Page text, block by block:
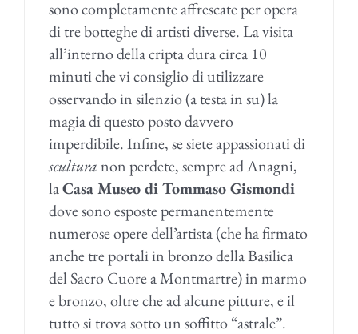
sono completamente affrescate per opera
di tre botteghe di artisti diverse. La visita
all’interno della cripta dura circa 10
minuti che vi consiglio di utilizzare
osservando in silenzio (a testa in su) la
magia di questo posto davvero
imperdibile. Infine, se siete appassionati di
sculturanon perdete, sempre ad Anagni,
laCasa Museo di Tommaso Gismondi
dove sono esposte permanentemente
numerose opere dell’artista (che ha firmato
anche tre portali in bronzo della Basilica
del Sacro Cuore a Montmartre) in marmo
e bronzo, oltre che ad alcune pitture, e il
tutto si trova sotto un soffitto “astrale”.